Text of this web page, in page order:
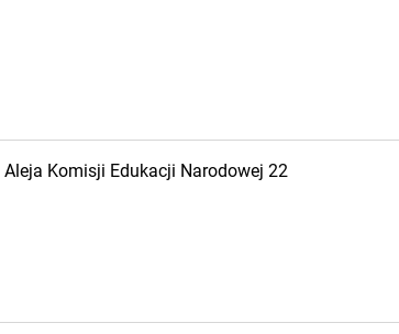
Aleja Komisji Edukacji Narodowej 22